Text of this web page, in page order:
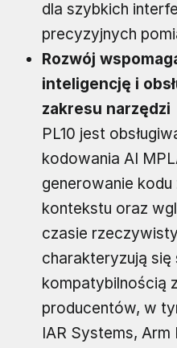
dla szybkich
precyzyjnych
Rozwój
inteligencję i
zakresu narzędzi
PL10 jest
kodowania AI
generowanie kodu
kontekstu oraz
czasie
charakteryzują się
kompatybilnością
producentów, w
IAR Systems, Arm